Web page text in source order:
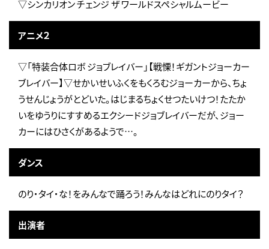
▽シンカリオン チェンジ ザ ワールドスペシャルムービー
アニメ２
▽「特装合体ロボ ジョブレイバー」【戦慄！ギガントジョーカー
ブレイバー】▽せかいせいふくをもくろむジョーカーから、ちょ
うせんじょうがとどいた。はじまるちょくせつたいけつ！たたか
いをゆうりにすすめるエクシードジョブレイバーだが、ジョー
カーにはひさくがあるようで…。
ダンス
のり・タイ・な！をみんなで踊ろう！みんなはどれにのりタイ？
出演者